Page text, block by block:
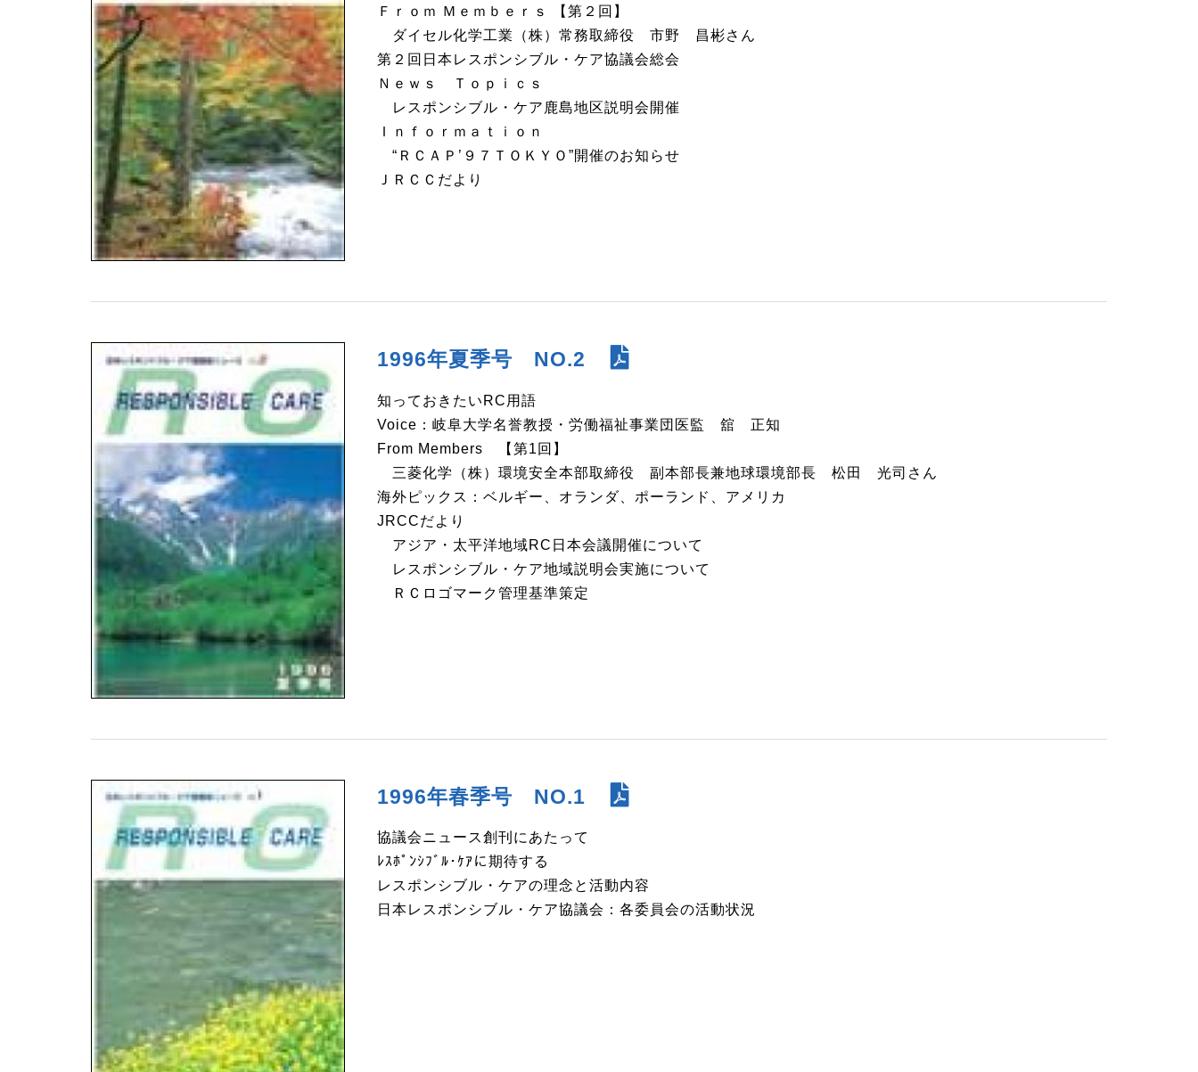
Ｆｒｏｍ Ｍｅｍｂｅｒｓ 【第２回】
ダイセル化学工業（株）常務取締役 市野 昌彬さん
第２回日本レスポンシブル・ケア協議会総会
Ｎｅｗｓ Ｔｏｐｉｃｓ
レスポンシブル・ケア鹿島地区説明会開催
Ｉｎｆｏｒｍａｔｉｏｎ
“ＲＣＡＰ’９７ＴＯＫＹＯ”開催のお知らせ
ＪＲＣＣだより
1996年夏季号 NO.2
知っておきたいRC用語
Voice：岐阜大学名誉教授・労働福祉事業団医監 舘 正知
From Members 【第1回】
三菱化学（株）環境安全本部取締役 副本部長兼地球環境部長 松田 光司さん
海外ピックス：ベルギー、オランダ、ポーランド、アメリカ
JRCCだより
アジア・太平洋地域RC日本会議開催について
レスポンシブル・ケア地域説明会実施について
ＲＣロゴマーク管理基準策定
1996年春季号 NO.1
協議会ニュース創刊にあたって
ﾚｽﾎﾟﾝｼﾌﾞﾙ･ｹｱに期待する
レスポンシブル・ケアの理念と活動内容
日本レスポンシブル・ケア協議会：各委員会の活動状況